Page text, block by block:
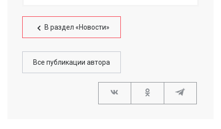
В раздел «Новости»
Все публикации автора